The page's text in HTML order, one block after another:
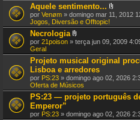
x
o
(
s
Aquele sentimento...
A
n
e
o
s
)
por Venøm » domingo mar 11, 2012
Jogos, Diversão e Offtopic!
Necrologia
A
e
x
o
(
s
)
por 21poison » terça jun 09, 2009
Geral
Projeto musical original
Lisboa e arredores
por PS:23 » domingo ago 02, 2026
Oferta de Músicos
PS:23 — projeto português
Emperor”
por PS:23 » domingo ago 02, 2026